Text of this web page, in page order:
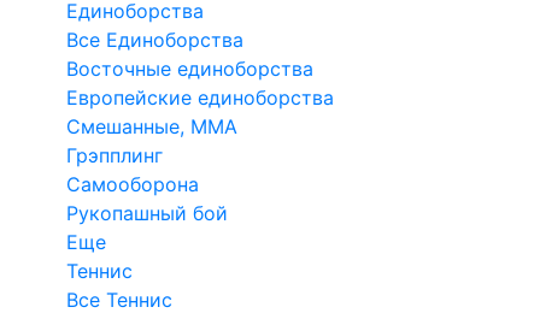
Единоборства
Все Единоборства
Восточные единоборства
Европейские единоборства
Смешанные, ММА
Грэпплинг
Самооборона
Рукопашный бой
Еще
Теннис
Все Теннис